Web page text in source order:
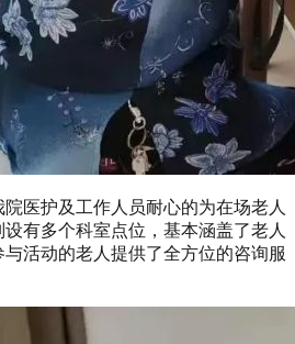
医护及工作人员耐心的为在场老人
有多个科室点位，基本涵盖了老人
活动的老人提供了全方位的咨询服